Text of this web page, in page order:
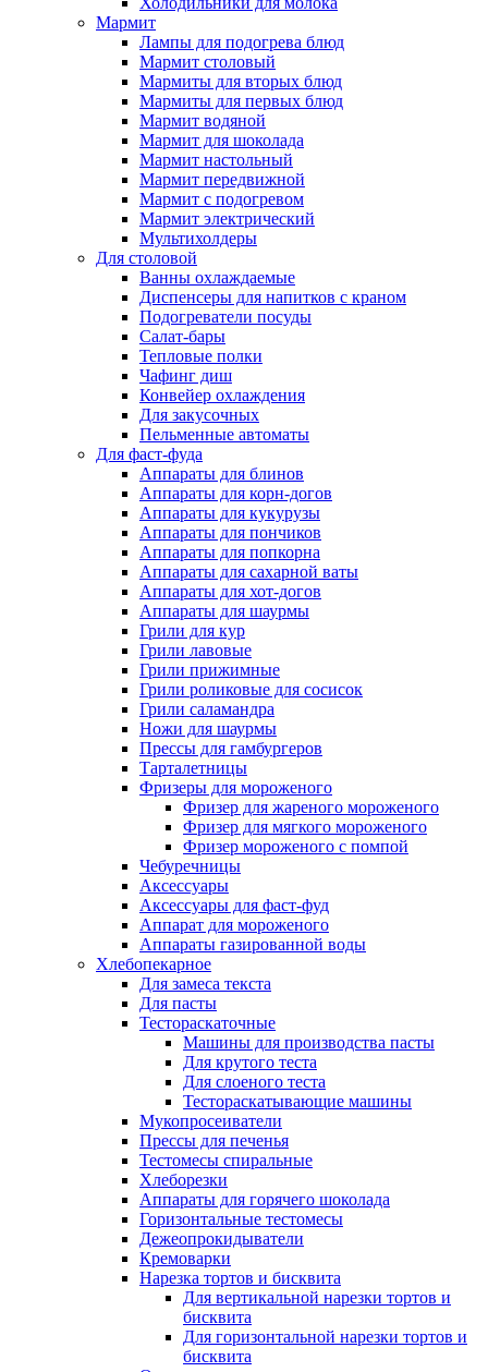
Мармит
Лампы для подогрева блюд
Мармит столовый
Мармиты для вторых блюд
Мармиты для первых блюд
Мармит водяной
Мармит для шоколада
Мармит настольный
Мармит передвижной
Мармит с подогревом
Мармит электрический
Мультихолдеры
Для столовой
Ванны охлаждаемые
Диспенсеры для напитков с краном
Подогреватели посуды
Салат-бары
Тепловые полки
Чафинг диш
Конвейер охлаждения
Для закусочных
Пельменные автоматы
Для фаст-фуда
Аппараты для блинов
Аппараты для корн-догов
Аппараты для кукурузы
Аппараты для пончиков
Аппараты для попкорна
Аппараты для сахарной ваты
Аппараты для хот-догов
Аппараты для шаурмы
Грили для кур
Грили лавовые
Грили прижимные
Грили роликовые для сосисок
Грили саламандра
Ножи для шаурмы
Прессы для гамбургеров
Тарталетницы
Фризеры для мороженого
Фризер для жареного мороженого
Фризер для мягкого мороженого
Фризер мороженого с помпой
Чебуречницы
Аксессуары
Аксессуары для фаст-фуд
Аппарат для мороженого
Аппараты газированной воды
Хлебопекарное
Для замеса текста
Для пасты
Тестораскаточные
Машины для производства пасты
Для крутого теста
Для слоеного теста
Тестораскатывающие машины
Мукопросеиватели
Прессы для печенья
Тестомесы спиральные
Хлеборезки
Аппараты для горячего шоколада
Горизонтальные тестомесы
Дежеопрокидыватели
Кремоварки
Нарезка тортов и бисквита
Для вертикальной нарезки тортов и
бисквита
Для горизонтальной нарезки тортов и
бисквита